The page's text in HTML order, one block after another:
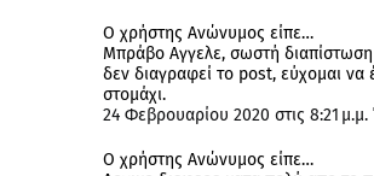
Ο χρήστης Ανώνυμος είπε…
Μπράβο Αγγελε, σωστή
δεν διαγραφεί το post, εύχομαι να
στομάχι.
24 Φεβρουαρίου 2020 στις 8:21 μ.μ.
Ο χρήστης Ανώνυμος είπε…